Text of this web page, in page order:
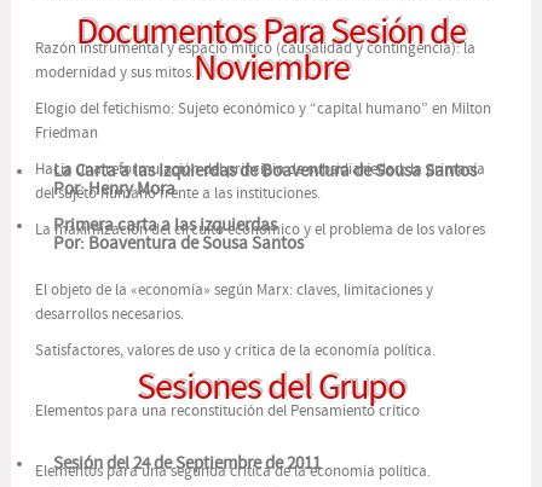
Razón instrumental y espacio mítico (causalidad y contingencia): la
modernidad y sus mitos.
Elogio del fetichismo: Sujeto económico y “capital humano” en Milton
Friedman
Hacia una reformulación del principio de subsidiariedad: la primacía
del sujeto humano frente a las instituciones.
La maximización del circuito económico y el problema de los valores
El objeto de la «economía» según Marx: claves, limitaciones y
desarrollos necesarios.
Satisfactores, valores de uso y crítica de la economía política.
Elementos para una reconstitución del Pensamiento crítico
Elementos para una segunda crítica de la economía política.
Documentos Para Sesión de
Noviembre
La Carta a las izquierdas de Boaventura de Sousa Santos
Por: Henry Mora
Primera carta a las izquierdas
Por: Boaventura de Sousa Santos
Sesiones del Grupo
Sesión del 24 de Septiembre de 2011